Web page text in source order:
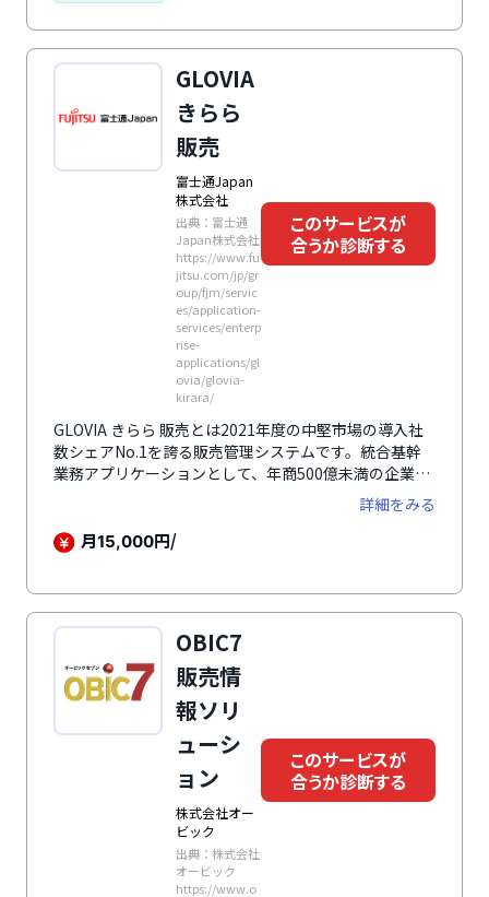
益の見込みもスピーディに把握できます。業界特有の商
習慣にあった機能を、必要な分だけ導入可能。サポート
メニューも充実し、導入時や担当者交代などの際にも安
GLOVIA
きらら
販売
富士通Japan
株式会社
出典：富士通
Japan株式会社
https://www.fu
jitsu.com/jp/gr
oup/fjm/servic
es/application-
services/enterp
rise-
applications/gl
ovia/glovia-
kirara/
このサービスが
合うか診断する
GLOVIA きらら 販売とは2021年度の中堅市場の導入社
数シェアNo.1を誇る販売管理システムです。統合基幹
業務アプリケーションとして、年商500億未満の企業を
対象に、戦略的なスピード経営を実現します。多種多様
な業種の取引先や商品を多面的に分析し、顧客動向から
収益拡大をサポート。業界特有の商習慣に合わせて選べ
詳細をみる
月15,000円/
OBIC7
販売情
報ソリ
ューシ
ョン
株式会社オー
ビック
出典：株式会社
オービック
https://www.o
このサービスが
合うか診断する